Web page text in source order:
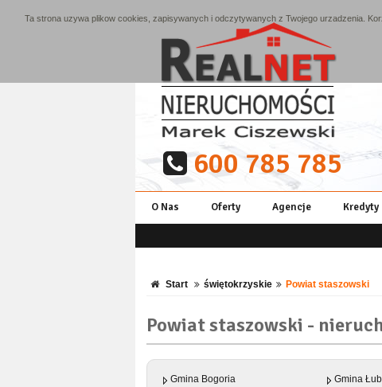
600 785 785
O Nas Oferty Agencje Kredyty
Start świętokrzyskie Powiat staszowski
Powiat staszowski -
Gmina Bogoria Gmina
Ta strona uzywa plikow cookies, zapisywanych i odczytywanych z Twojego urzadzenia.